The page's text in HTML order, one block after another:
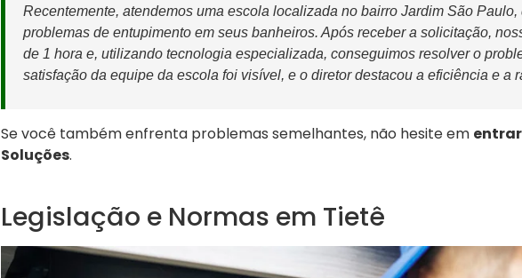
Recentemente, atendemos uma escola localizada no bairro Jardim São
problemas de entupimento em seus banheiros. Após receber a solicitação,
de 1 hora e, utilizando tecnologia especializada, conseguimos resolver o
satisfação da equipe da escola foi visível, e o diretor destacou a eficiência e a
Se você também enfrenta problemas semelhantes, não hesite em
Soluções.
Legislação e Normas em Tietê